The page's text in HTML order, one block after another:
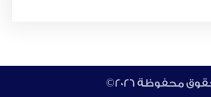
محفوظة 2026